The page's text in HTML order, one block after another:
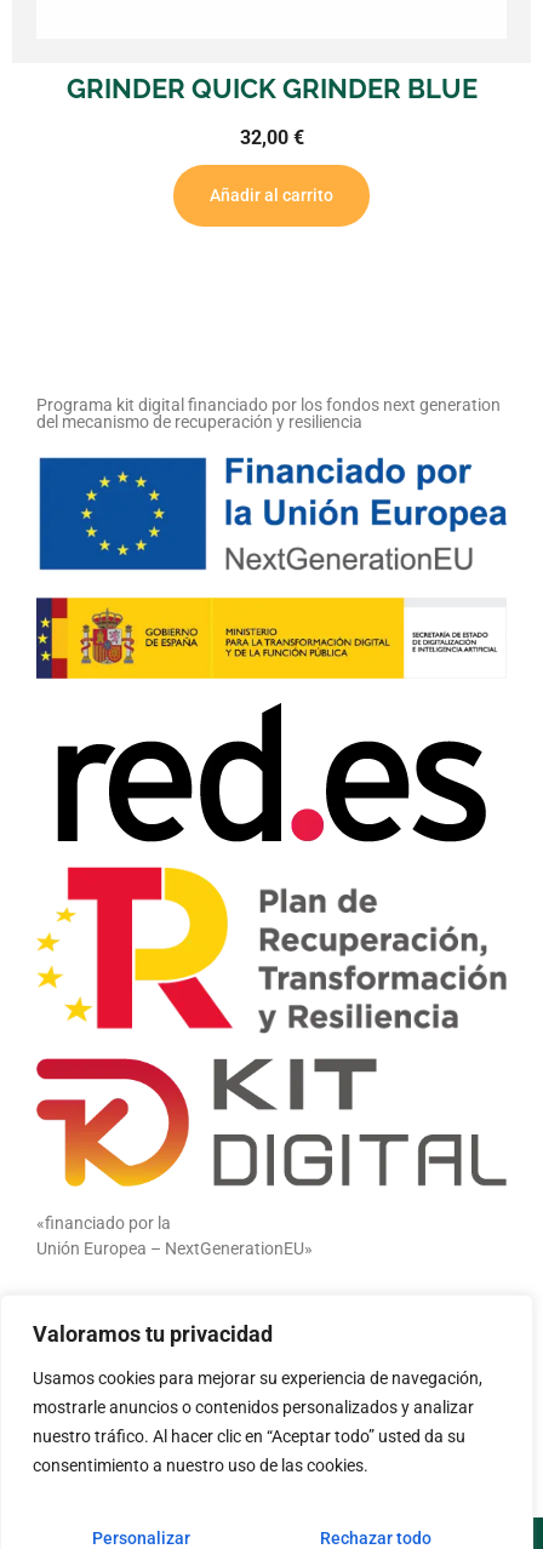
Valoramos tu privacidad
Usamos cookies para mejorar su experiencia de navegación,
mostrarle anuncios o contenidos personalizados y analizar
nuestro tráfico. Al hacer clic en “Aceptar todo” usted da su
consentimiento a nuestro uso de las cookies.
Personalizar Rechazar todo
GRINDER QUICK GRINDER BLUE
32,00€
Añadir al carrito
Programa kit digital financiado por los fondos next generation
del mecanismo de recuperación y resiliencia
«financiado por la
Unión Europea – NextGenerationEU»
embargo, los puntos de vista y las opiniones expresadas son
únicamente los del autor o autores y no reflejan
necesariamente los de la Unión Europea o la Comisión
Europea. Ni la Unión Europea ni la Comisión Europea pueden
ser consideradas responsables de las mismas»